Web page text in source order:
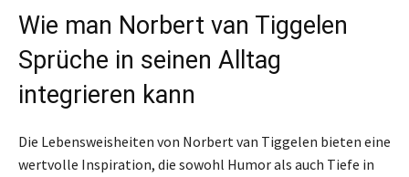
Wie man Norbert van Tiggelen
Sprüche in seinen Alltag
integrieren kann
Die Lebensweisheiten von Norbert van Tiggelen bieten eine
wertvolle Inspiration, die sowohl Humor als auch Tiefe in